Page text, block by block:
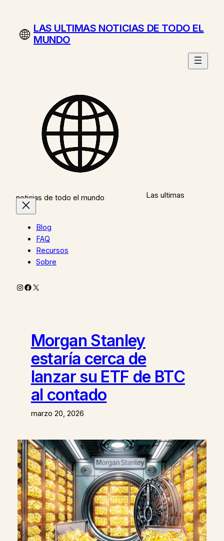
contenidoLAS ULTIMAS NOTICIAS DE TODO EL
MUNDO
Las ultimas
noticias de todo el mundo
Blog
FAQ
Recursos
Sobre
Instagram
Facebook
X
Morgan Stanley
estaría cerca de
lanzar su ETF de BTC
al contado
marzo 20, 2026